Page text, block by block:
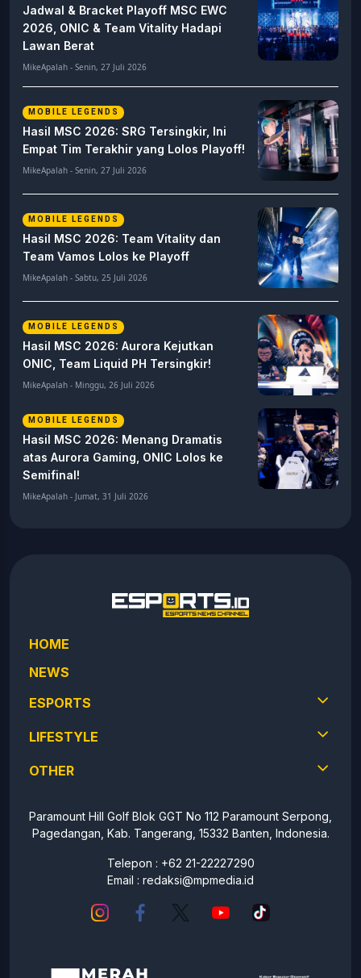
Jadwal & Bracket Playoff MSC EWC
2026, ONIC & Team Vitality Hadapi
Lawan Berat
MikeApalah - Senin, 27 Juli 2026
MOBILE LEGENDS
Hasil MSC 2026: SRG Tersingkir, Ini
Empat Tim Terakhir yang Lolos Playoff!
MikeApalah - Senin, 27 Juli 2026
MOBILE LEGENDS
Hasil MSC 2026: Team Vitality dan
Team Vamos Lolos ke Playoff
MikeApalah - Sabtu, 25 Juli 2026
MOBILE LEGENDS
Hasil MSC 2026: Aurora Kejutkan
ONIC, Team Liquid PH Tersingkir!
MikeApalah - Minggu, 26 Juli 2026
MOBILE LEGENDS
Hasil MSC 2026: Menang Dramatis
atas Aurora Gaming, ONIC Lolos ke
Semifinal!
MikeApalah - Jumat, 31 Juli 2026
HOME
NEWS
ESPORTS
LIFESTYLE
OTHER
Paramount Hill Golf Blok GGT No 112 Paramount Serpong,
Pagedangan, Kab. Tangerang, 15332 Banten, Indonesia.
Telepon : +62 21-22227290
Email : redaksi@mpmedia.id